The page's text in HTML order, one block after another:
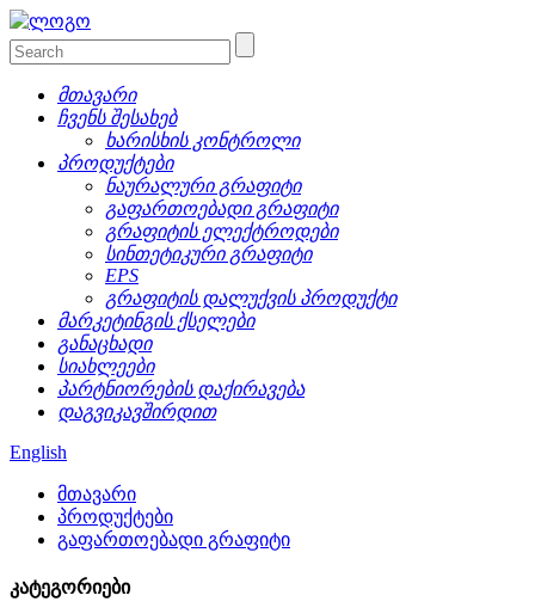
მთავარი
ჩვენს შესახებ
ხარისხის კონტროლი
პროდუქტები
ნაურალური გრაფიტი
გაფართოებადი გრაფიტი
გრაფიტის ელექტროდები
სინთეტიკური გრაფიტი
EPS
გრაფიტის დალუქვის პროდუქტი
მარკეტინგის ქსელები
განაცხადი
სიახლეები
პარტნიორების დაქირავება
დაგვიკავშირდით
English
მთავარი
პროდუქტები
გაფართოებადი გრაფიტი
კატეგორიები